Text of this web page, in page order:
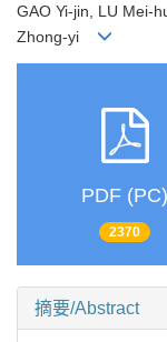
GAO Yi-jin, LU Mei-
Zhong-yi
PDF (PC)
2370
摘要/Abstract